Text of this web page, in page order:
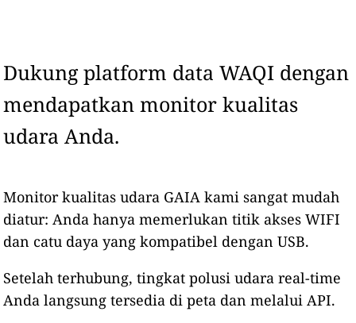
Dukung platform data WAQI dengan
mendapatkan monitor kualitas
udara Anda.
Monitor kualitas udara GAIA kami sangat mudah
diatur: Anda hanya memerlukan titik akses WIFI
dan catu daya yang kompatibel dengan USB.
Setelah terhubung, tingkat polusi udara real-time
Anda langsung tersedia di peta dan melalui API.